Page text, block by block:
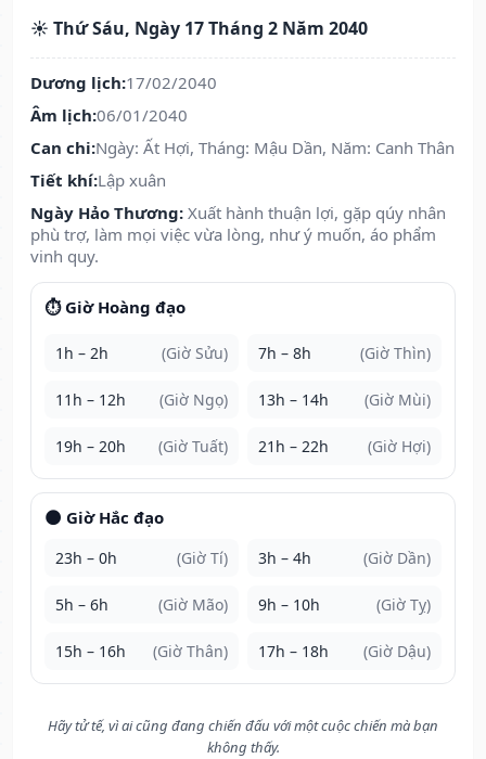
☀️ Thứ Sáu, Ngày 17 Tháng 2 Năm 2040
Dương lịch:17/02/2040
Âm lịch:06/01/2040
Can chi:Ngày: Ất Hợi, Tháng: Mậu Dần, Năm: Canh Thân
Tiết khí:Lập xuân
Ngày Hảo Thương: Xuất hành thuận lợi, gặp qúy nhân
phù trợ, làm mọi việc vừa lòng, như ý muốn, áo phẩm
vinh quy.
⏱️ Giờ Hoàng đạo
1h – 2h (Giờ Sửu) 7h – 8h (Giờ Thìn)
11h – 12h (Giờ Ngọ) 13h – 14h (Giờ Mùi)
19h – 20h (Giờ Tuất) 21h – 22h (Giờ Hợi)
🌑 Giờ Hắc đạo
23h – 0h (Giờ Tí) 3h – 4h (Giờ Dần)
5h – 6h (Giờ Mão) 9h – 10h (Giờ Tỵ)
15h – 16h (Giờ Thân) 17h – 18h (Giờ Dậu)
Hãy tử tế, vì ai cũng đang chiến đấu với một cuộc chiến mà bạn
không thấy.